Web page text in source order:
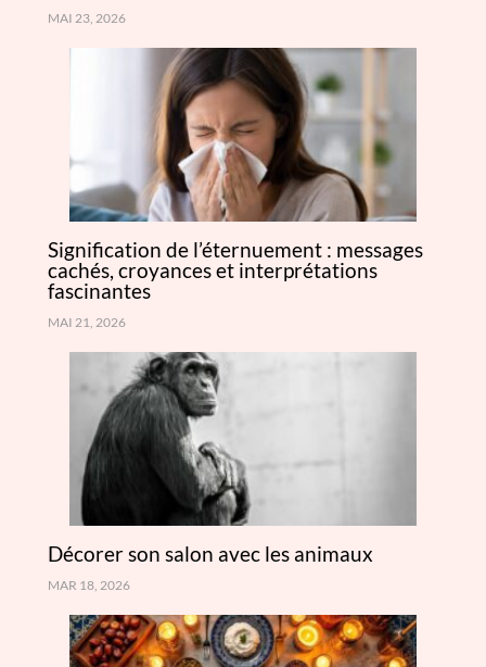
MAI 23, 2026
Signification de l’éternuement : messages
cachés, croyances et interprétations
fascinantes
MAI 21, 2026
Décorer son salon avec les animaux
MAR 18, 2026